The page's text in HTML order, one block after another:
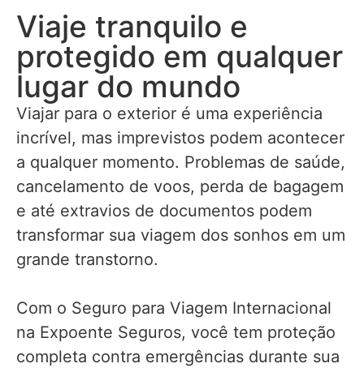
Viaje tranquilo e
protegido em qualquer
lugar do mundo
Viajar para o exterior é uma experiência
incrível, mas imprevistos podem acontecer
a qualquer momento. Problemas de saúde,
cancelamento de voos, perda de bagagem
e até extravios de documentos podem
transformar sua viagem dos sonhos em um
grande transtorno.
Com o Seguro para Viagem Internacional
na Expoente Seguros, você tem proteção
completa contra emergências durante sua